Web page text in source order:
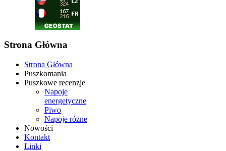
Strona Główna
Strona Główna
Puszkomania
Puszkowe recenzje
Napoje
energetyczne
Piwo
Napoje różne
Nowości
Kontakt
Linki